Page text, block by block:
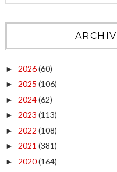
► 2026(60)
► 2025 (106)
► 2024(62)
► 2023 (113)
► 2022 (108)
► 2021 (381)
► 2020(164)